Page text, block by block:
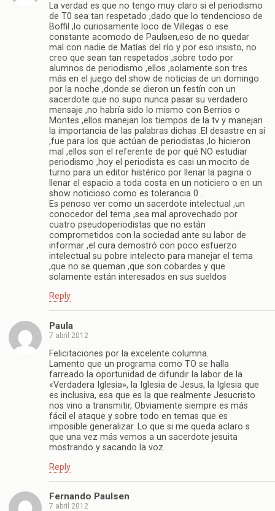
La verdad es que no tengo muy claro si el periodismo
de T0 sea tan respetado ,dado que lo tendencioso de
Boffil ,lo curiosamente loco de Villegas o ese
constante acomodo de Paulsen,eso de no quedar
mal con nadie de Matías del río y por eso insisto, no
creo que sean tan respetados ,sobre todo por
alumnos de periodismo ,ellos ,solamente son tres
más en el juego del show de noticias de un domingo
por la noche ,donde se dieron un festín con un
sacerdote que no supo nunca pasar su verdadero
mensaje ,no habría sido lo mismo con Berrios o
Montes ,ellos manejan los tiempos de la tv y manejan
la importancia de las palabras dichas .El desastre en sí
,fue para los que actúan de periodistas ,lo hicieron
mal ,ellos son el referente de por qué NO estudiar
periodismo ,hoy el periodista es casi un mocito de
turno para un editor histérico por llenar la pagina o
llenar el espacio a toda costa en un noticiero o en un
show noticioso como es tolerancia 0 .
Es penoso ver como un sacerdote intelectual ,un
conocedor del tema ,sea mal aprovechado por
cuatro pseudoperiodistas que no están
comprometidos con la sociedad ante su labor de
informar ,el cura demostró con poco esfuerzo
intelectual su pobre intelecto para manejar el tema
,que no se queman ,que son cobardes y que
solamente están interesados en sus sueldos
Reply
Paula
7 abril 2012
Felicitaciones por la excelente columna.
Lamento que un programa como TO se halla
farreado la oportunidad de difundir la labor de la
«Verdadera Iglesia», la Iglesia de Jesus, la Iglesia que
es inclusiva, esa que es la que realmente Jesucristo
nos vino a transmitir, Obviamente siempre es más
fácil el ataque y sobre todo en temas que es
imposible generalizar. Lo que si me queda aclaro s
que una vez más vemos a un sacerdote jesuita
mostrando y sacando la voz.
Reply
Fernando Paulsen
7 abril 2012